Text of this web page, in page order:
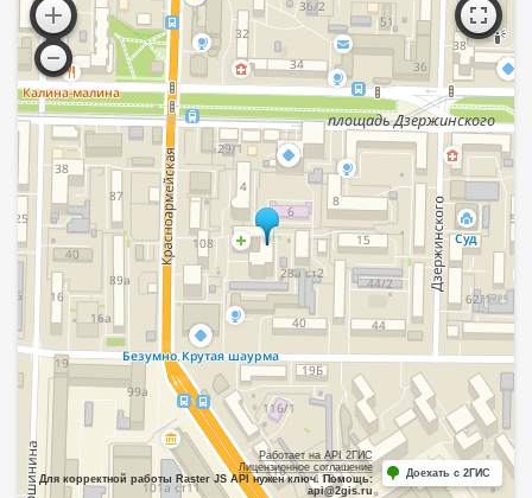
Работает на API 2ГИС
Лицензионное соглашение
Для корректной работы Raster JS API нужен ключ. Помощь:
api@2gis.ru
Доехать с 2ГИС